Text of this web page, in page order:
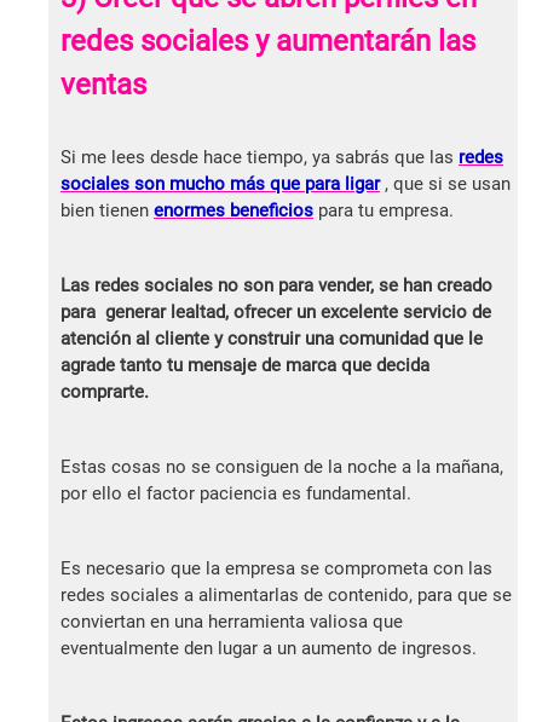
redes sociales y aumentarán las
ventas
Si me lees desde hace tiempo, ya sabrás que las redes
sociales son mucho más que para ligar, que si se usan
bien tienen enormes beneficios para tu empresa.
Las redes sociales no son para vender, se han creado
para generar lealtad, ofrecer un excelente servicio de
atención al cliente y construir una comunidad que le
agrade tanto tu mensaje de marca que decida
comprarte.
Estas cosas no se consiguen de la noche a la mañana,
por ello el factor paciencia es fundamental.
Es necesario que la empresa se comprometa con las
redes sociales a alimentarlas de contenido, para que se
conviertan en una herramienta valiosa que
eventualmente den lugar a un aumento de ingresos.